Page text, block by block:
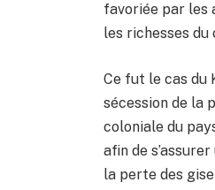
favoriée par les
les richesses
Ce fut le cas du
sécession de la
coloniale du
afin de
la perte des